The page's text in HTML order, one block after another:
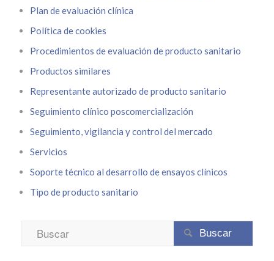
Plan de evaluación clínica
Política de cookies
Procedimientos de evaluación de producto sanitario
Productos similares
Representante autorizado de producto sanitario
Seguimiento clínico poscomercialización
Seguimiento, vigilancia y control del mercado
Servicios
Soporte técnico al desarrollo de ensayos clínicos
Tipo de producto sanitario
